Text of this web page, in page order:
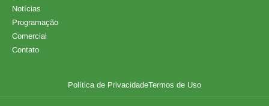
Notícias
Programação
Comercial
Contato
Política de PrivacidadeTermos de Uso